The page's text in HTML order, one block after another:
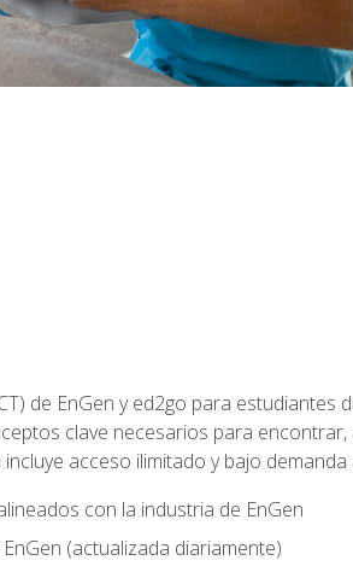
de EnGen y ed2go para estudiantes
clave necesarios para
acceso ilimitado y bajo
con la industria de EnGen
(actualizada diariamente)